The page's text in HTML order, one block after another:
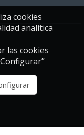
cookies
analítica
las cookies